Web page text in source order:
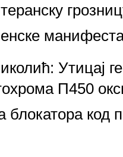
: Утицај
П450
блокатора код